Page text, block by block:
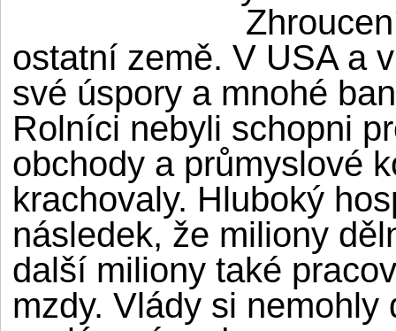
ostatní země. V USAa v
své úspory a mnohé
Rolníci nebyli schopni
obchody a průmyslové
krachovaly. Hluboký
následek, že miliony
další miliony také
mzdy. Vlády si